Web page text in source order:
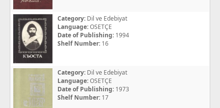
Category: Dil ve Edebiyat
Language:OSETÇE
Date of Publishing: 1994
Shelf Number: 16
Category: Dil ve Edebiyat
Language:OSETÇE
Date of Publishing: 1973
Shelf Number: 17